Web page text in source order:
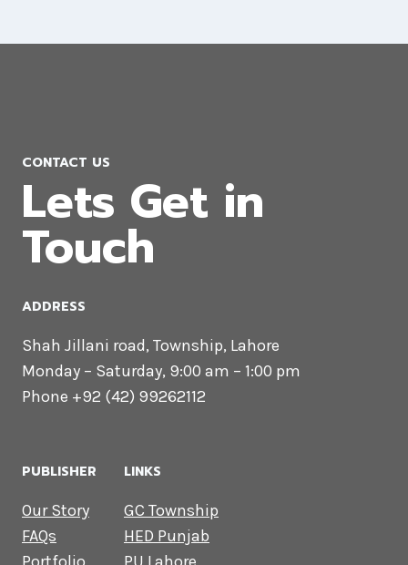
CONTACT US
Lets Get in
Touch
ADDRESS
Shah Jillani road, Township, Lahore
Monday – Saturday, 9:00 am – 1:00 pm
Phone +92 (42) 99262112
PUBLISHER
Our Story
FAQs
LINKS
GC Township
HED Punjab